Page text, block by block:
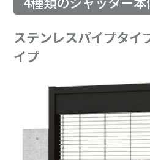
ステンレスパイプタイ
イプ